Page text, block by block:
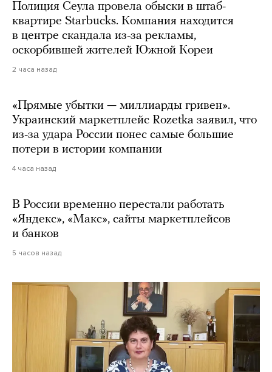
Полиция Сеула провела обыски в штаб-
квартире Starbucks. Компания находится
в центре скандала из-за рекламы,
оскорбившей жителей Южной Кореи
2 часа назад
«Прямые убытки — миллиарды гривен».
Украинский маркетплейс Rozetka заявил, что
из-за удара России понес самые большие
потери в истории компании
4 часа назад
В России временно перестали работать
«Яндекс», «Макс», сайты маркетплейсов
и банков
5 часов назад